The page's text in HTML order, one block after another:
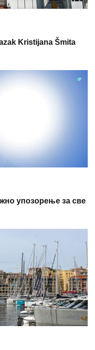
Kristijana Šmita
упозорење за све